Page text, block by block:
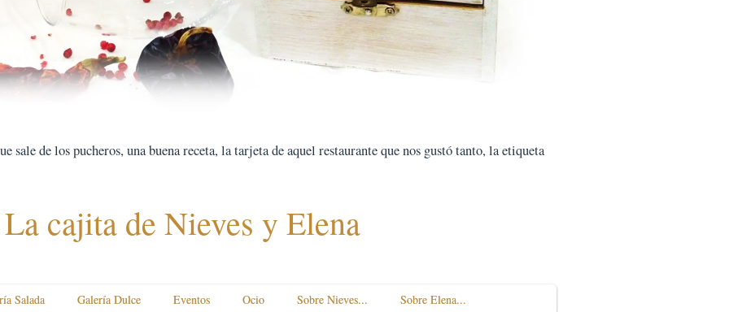
sale de los pucheros, una buena receta, la tarjeta de aquel restaurante que nos gustó tanto, la etiqueta
La cajita de Nieves y Elena
Salada Galería Dulce Eventos Ocio Sobre Nieves... Sobre Elena...